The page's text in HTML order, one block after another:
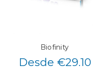
Biofinity
Desde €29.10